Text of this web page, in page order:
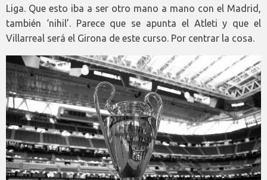
Liga. Que esto iba a ser otro mano a mano con el Madrid,
también ‘nihil’. Parece que se apunta el Atleti y que el
Villarreal será el Girona de este curso. Por centrar la cosa.